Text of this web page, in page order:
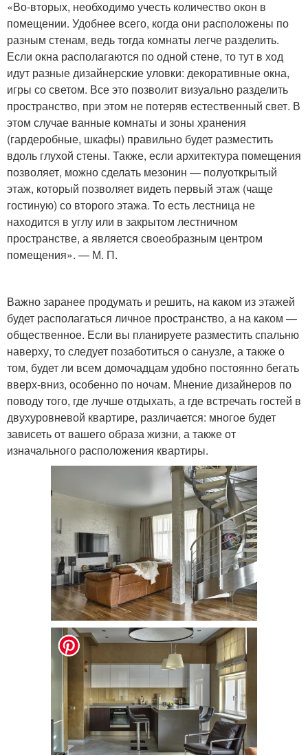
«Во-вторых, необходимо учесть количество окон в
помещении. Удобнее всего, когда они расположены по
разным стенам, ведь тогда комнаты легче разделить.
Если окна располагаются по одной стене, то тут в ход
идут разные дизайнерские уловки: декоративные окна,
игры со светом. Все это позволит визуально разделить
пространство, при этом не потеряв естественный свет. В
этом случае ванные комнаты и зоны хранения
(гардеробные, шкафы) правильно будет разместить
вдоль глухой стены. Также, если архитектура помещения
позволяет, можно сделать мезонин — полуоткрытый
этаж, который позволяет видеть первый этаж (чаще
гостиную) со второго этажа. То есть лестница не
находится в углу или в закрытом лестничном
пространстве, а является своеобразным центром
помещения». — М. П.
Важно заранее продумать и решить, на каком из этажей
будет располагаться личное пространство, а на каком —
общественное. Если вы планируете разместить спальню
наверху, то следует позаботиться о санузле, а также о
том, будет ли всем домочадцам удобно постоянно бегать
вверх-вниз, особенно по ночам. Мнение дизайнеров по
поводу того, где лучше отдыхать, а где встречать гостей в
двухуровневой квартире, различается: многое будет
зависеть от вашего образа жизни, а также от
изначального расположения квартиры.